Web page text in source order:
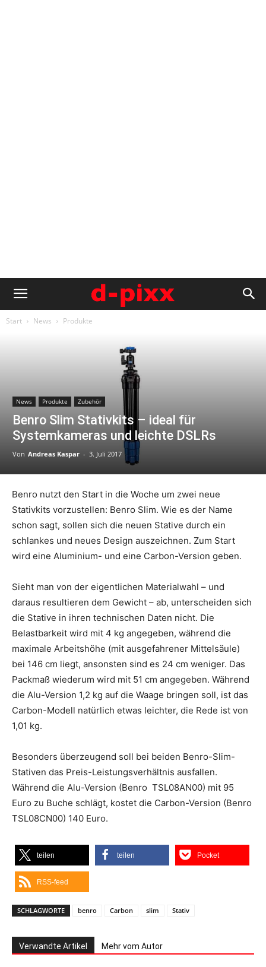
Start News Produkte
News Produkte Zubehör
Benro Slim Stativkits – ideal für
Systemkameras und leichte DSLRs
Von Andreas Kaspar - 3. Juli 2017
Benro nutzt den Start in die Woche um zwei neue
Stativkits vorzustellen: Benro Slim. Wie es der Name
schon sagt, sollen sich die neuen Stative durch ein
schlankes und neues Design auszeichnen. Zum Start
wird eine Aluminium- und eine Carbon-Version geben.
Sieht man von der eigentlichen Materialwahl – und
daraus resultieren dem Gewicht – ab, unterscheiden sich
die Stative in ihren technischen Daten nicht. Die
Belastbarkeit wird mit 4 kg angegeben, während die
maximale Arbeitshöhe (mit ausgefahrener Mittelsäule)
bei 146 cm liegt, ansonsten sind es 24 cm weniger. Das
Packmaß wiederum wird mit 51 cm angegeben. Während
die Alu-Version 1,2 kg auf die Waage bringen soll, ist das
Carbon-Modell natürlich etwas leichter, die Rede ist von
1,01 kg.
Besonders überzeugend soll bei beiden Benro-Slim-
Stativen das Preis-Leistungsverhältnis ausfallen.
Während die Alu-Version (Benro TSL08AN00) mit 95
Euro zu Buche schlägt, kostet die Carbon-Version (Benro
TSL08CN00) 140 Euro.
teilen teilen Pocket
RSS-feed
SCHLAGWORTE benro Carbon slim Stativ
Verwandte Artikel Mehr vom Autor